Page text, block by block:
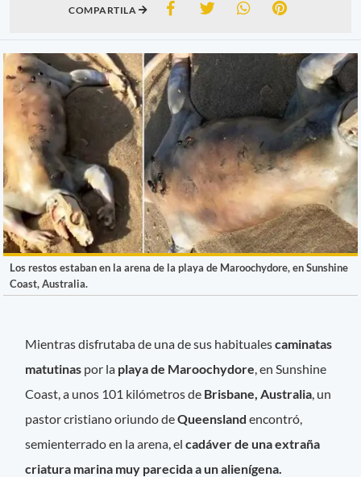
COMPARTILA
Los restos estaban en la arena de la playa de Maroochydore, en Sunshine
Coast, Australia.
Mientras disfrutaba de una de sus habitualescaminatas
matutinas por la playa de Maroochydore , en Sunshine
Coast, a unos 101 kilómetros de Brisbane, Australia , un
pastor cristiano oriundo deQueensland encontró,
semienterrado en la arena, elcadáver de una extraña
criatura marina muy parecida a un alienígena.